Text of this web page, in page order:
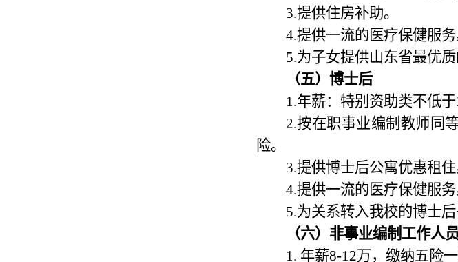
3.提供住房补助。
4.提供一流的医疗保健服务
5.为子女提供山东省最优质
（五）博士后
1.年薪：特别资助类不低于
2.按在职事业编制教师同
险。
3.提供博士后公寓优惠租住
4.提供一流的医疗保健服务
5.为关系转入我校的博士
（六）非事业编制工作人员
1. 年薪8-12万，缴纳五险一